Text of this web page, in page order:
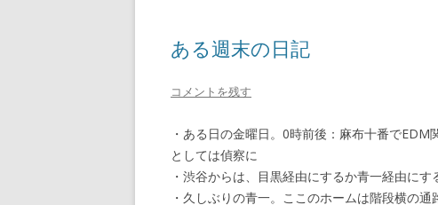
ある週末の日記
コメントを残す
・ある日の金曜日。0時前後：麻布十番で
としては偵察に
・渋谷からは、目黒経由にするか青一経由に
・久しぶりの青一。ここのホームは階段横の